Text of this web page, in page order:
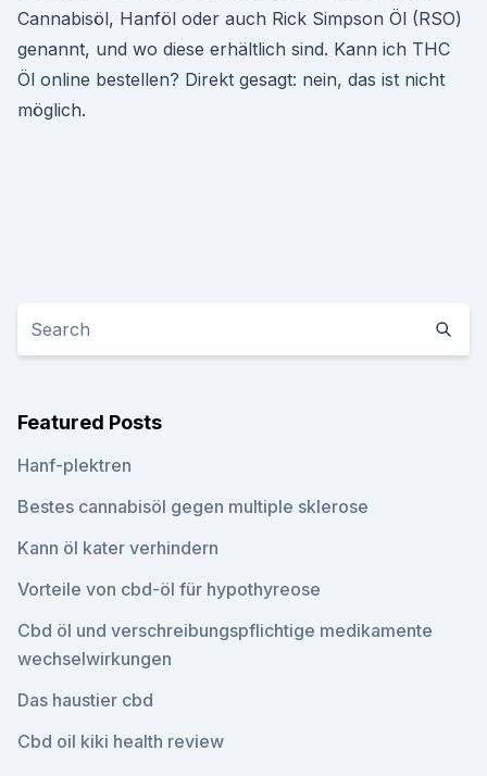
Cannabisöl, Hanföl oder auch Rick Simpson Öl (RSO)
genannt, und wo diese erhältlich sind. Kann ich THC
Öl online bestellen? Direkt gesagt: nein, das ist nicht
möglich.
Featured Posts
Hanf-plektren
Bestes cannabisöl gegen multiple sklerose
Kann öl kater verhindern
Vorteile von cbd-öl für hypothyreose
Cbd öl und verschreibungspflichtige medikamente
wechselwirkungen
Das haustier cbd
Cbd oil kiki health review